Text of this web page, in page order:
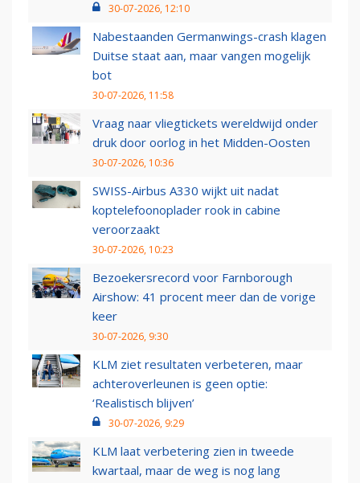
30-07-2026, 12:10
Nabestaanden Germanwings-crash klagen
Duitse staat aan, maar vangen mogelijk
bot
30-07-2026, 11:58
Vraag naar vliegtickets wereldwijd onder
druk door oorlog in het Midden-Oosten
30-07-2026, 10:36
SWISS-Airbus A330 wijkt uit nadat
koptelefoonoplader rook in cabine
veroorzaakt
30-07-2026, 10:23
Bezoekersrecord voor Farnborough
Airshow: 41 procent meer dan de vorige
keer
30-07-2026, 9:30
KLM ziet resultaten verbeteren, maar
achteroverleunen is geen optie:
‘Realistisch blijven’
30-07-2026, 9:29
KLM laat verbetering zien in tweede
kwartaal, maar de weg is nog lang